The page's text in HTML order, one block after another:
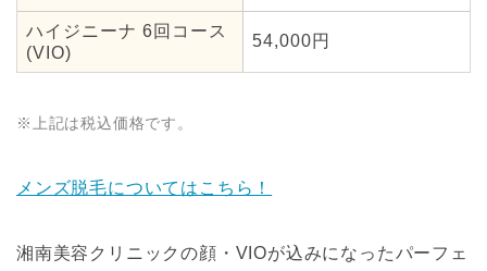
ハイジニーナ 6回コース
(VIO)
54,000円
※上記は税込価格です。
メンズ脱毛についてはこちら！
湘南美容クリニックの顔・VIOが込みになったパーフェ